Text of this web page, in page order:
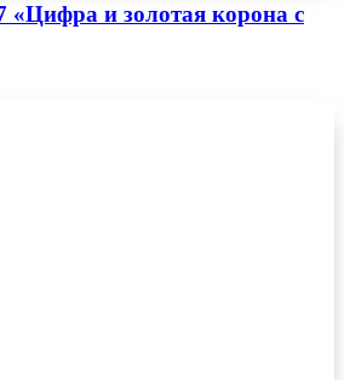
и золотая корона с